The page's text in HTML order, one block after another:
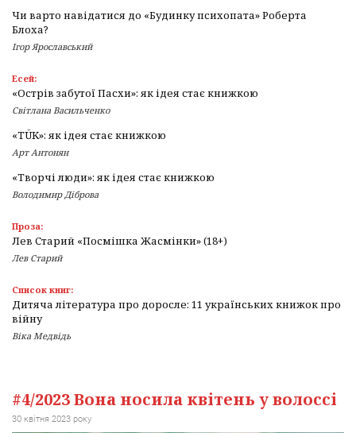
Чи варто навідатися до «Будинку психопата» Роберта
Блоха?
Ігор Ярославський
Есей:
«Острів забутої Пасхи»: як ідея стає книжкою
Світлана Васильченко
«TÜK»: як ідея стає книжкою
Арт Антонян
«Творчі люди»: як ідея стає книжкою
Володимир Діброва
Проза:
Лев Старий «Посмішка Жасмінки» (18+)
Лев Старий
Список книг:
Дитяча література про доросле: 11 українських книжок про
війну
Віка Медвідь
#4/2023 Вона носила квітень у волоссі
30 квітня 2023 року